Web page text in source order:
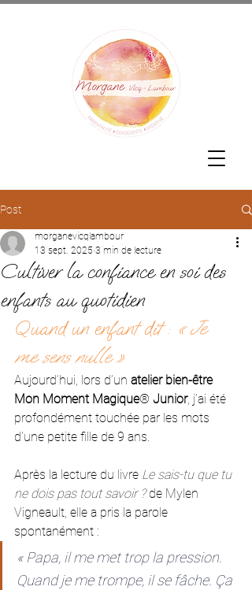
Post
Cultiver la confiance en soi des
enfants au quotidien
morganevicqlambour
13 sept. 2025 3 min de lecture
Quand un enfant dit : « Je
me sens nulle »
Aujourd’hui, lors d’un atelier bien-être
Mon Moment Magique® Junior, j’ai été
profondément touchée par les mots
d’une petite fille de 9 ans.
Après la lecture du livre Le sais-tu que tu
ne dois pas tout savoir ? de Mylen
Vigneault, elle a pris la parole
spontanément :
« Papa, il me met trop la pression.
Quand je me trompe, il se fâche. Ça